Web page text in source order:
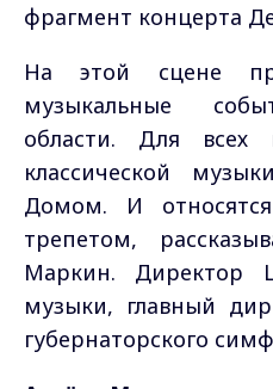
фрагмент концерта
На этой сцене
музыкальные
области. Для всех
классической
Домом. И
трепетом,
Маркин. Директор
музыки, главный
губернаторского